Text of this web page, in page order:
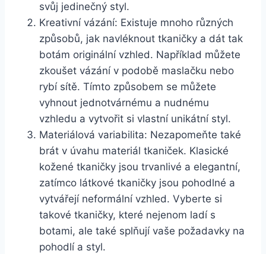
svůj jedinečný styl.
Kreativní ‌vázání: Existuje mnoho různých
způsobů, ⁤jak navléknout tkaničky ‌a dát⁣ tak
‍botám ‌originální vzhled. Například můžete
zkoušet ⁤vázání v podobě maslačku nebo
rybí sítě. Tímto způsobem se můžete
vyhnout jednotvárnému a nudnému
vzhledu a vytvořit si​ vlastní unikátní styl.
Materiálová ⁤variabilita: Nezapomeňte také
brát v úvahu materiál tkaniček. Klasické
kožené tkaničky jsou ​trvanlivé a elegantní,
zatímco látkové tkaničky ⁣jsou​ pohodlné‌ a
vytvářejí neformální vzhled. Vyberte si
takové tkaničky, které nejenom⁢ ladí s
botami, ale také splňují vaše požadavky na
pohodlí a ‍styl.